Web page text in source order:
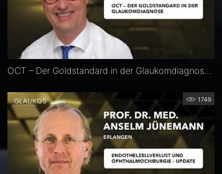
OCT – Der Goldstandard in der Glaukomdiagnose — Prof. Christian Mardin
1749